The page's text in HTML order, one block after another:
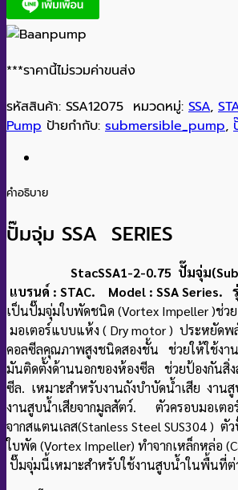
***ราคานี้ไม่รวมค่าขนส่ง
รหัสสินค้า: SSA12075 หมวดหมู่: SSA,
Pump ป้ายกำกับ: submersible_pump,
คำอธิบาย
ปั๊มจุ่ม SSA SERIES
StacSSA1-2-0.75 ปั๊มจุ่ม
แบรนด์ : STAC. Model : SSA Series.
เป็นปั๊มจุ่มใบพัดชนิด (Vortex Impeller )ช่ว
มอเตอร์แบบแห้ง ( Dry motor ) ประหยัด
คอลซีลคุณภาพสูงชนิดสองชั้น ช่วยให้ใช้ง
มันติดตั้งด้านนอกของห้องซีล ช่วยป้องกันสิ่ง
ซีล. เหมาะสําหรับงานถังบําบัดน้ําเสีย งานสู
งานสูบน้ําเสียจากมูลสัตว์. ตัวครอบมอเตอ
จากสแตนเลส(Stanless Steel SUS304 ) ตั
ใบพัด (Vortex Impeller) ทำจากเหล็กหล่อ
ปั๊มจุ่มนี้เหมาะสําหรับใช้งานสูบน้ำในพื้นที่ต่